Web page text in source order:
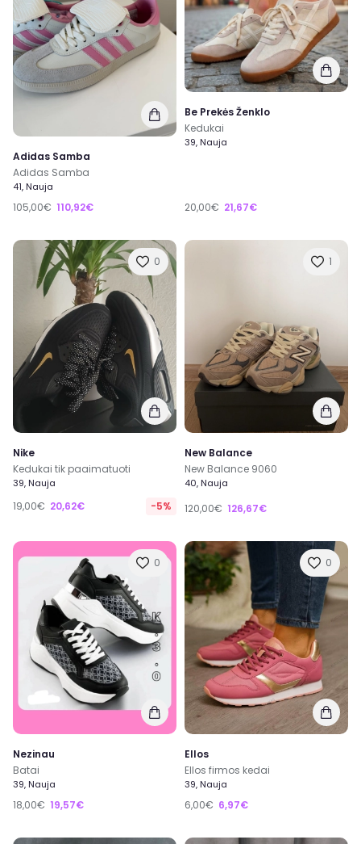
Adidas Samba
Adidas Samba
41, Nauja
105,00€ 110,92€
Be Prekės Ženklo
Kedukai
39, Nauja
20,00€ 21,67€
0
Nike
Kedukai tik paaimatuoti
39, Nauja
19,00€ 20,62€ -5%
1
New Balance
New Balance 9060
40, Nauja
120,00€ 126,67€
0
Nezinau
Batai
39, Nauja
18,00€ 19,57€
0
Ellos
Ellos firmos kedai
39, Nauja
6,00€ 6,97€